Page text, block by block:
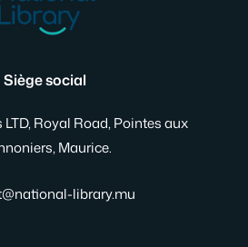
Siège social
Royal Road, Pointes aux
Maurice.
library.mu